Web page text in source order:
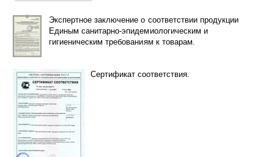
Экспертное заключение о соответствии продукции
Единым санитарно-эпидемиологическим и
гигиеническим требованиям к товарам.
Сертификат соответствия.